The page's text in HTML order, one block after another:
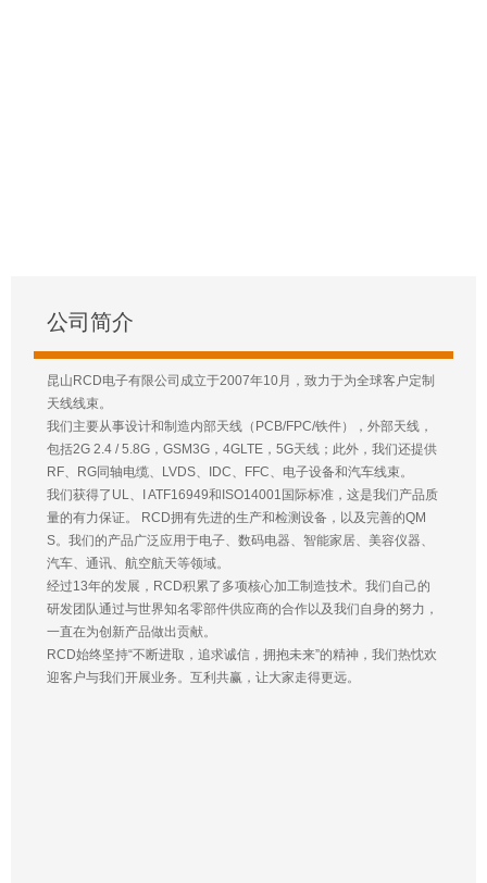
公司简介
昆山RCD电子有限公司成立于2007年10月，致力于为全球客户定制
天线线束。
我们主要从事设计和制造内部天线（PCB/FPC/铁件），外部天线，
包括2G 2.4 / 5.8G，GSM3G，4GLTE，5G天线；此外，我们还提供
RF、RG同轴电缆、LVDS、IDC、FFC、电子设备和汽车线束。
我们获得了UL、I ATF16949和ISO14001国际标准，这是我们产品质
量的有力保证。 RCD拥有先进的生产和检测设备，以及完善的QM
S。我们的产品广泛应用于电子、数码电器、智能家居、美容仪器、
汽车、通讯、航空航天等领域。
经过13年的发展，RCD积累了多项核心加工制造技术。我们自己的
研发团队通过与世界知名零部件供应商的合作以及我们自身的努力，
一直在为创新产品做出贡献。
RCD始终坚持“不断进取，追求诚信，拥抱未来”的精神，我们热忱欢
迎客户与我们开展业务。互利共赢，让大家走得更远。